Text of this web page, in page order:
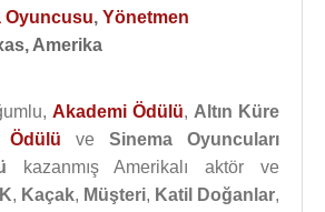
Oyuncusu, Yönetmen
Amerika
Akademi Ödülü, Altın Küre
Ödülü ve Sinema Oyuncuları
kazanmış Amerikalı aktör ve
, Kaçak, Müşteri, Katil Doğanlar,